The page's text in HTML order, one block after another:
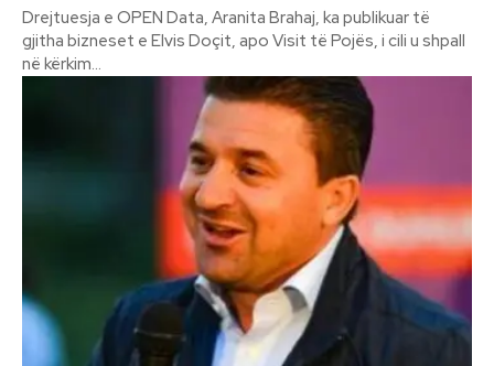
Drejtuesja e OPEN Data, Aranita Brahaj, ka publikuar të
gjitha bizneset e Elvis Doçit, apo Visit të Pojës, i cili u shpall
në kërkim...